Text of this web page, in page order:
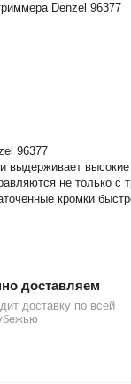
Denzel 96377
96377
выдерживает
не только с
кромки
доставляем
доставку по всей